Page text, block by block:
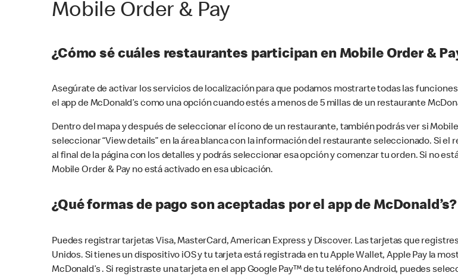
Mobile Order & Pay
¿Cómo sé cuáles restaurantes participan en Mobile Order &
Asegúrate de activar los servicios de localización para que podamos mostrarte todas las
el app de McDonald’s como una opción cuando estés a menos de 5 millas de un restaurante
Dentro del mapa y después de seleccionar el ícono de un restaurante, también podrás ver si
seleccionar “View details” en la área blanca con la información del restaurante seleccionado. Si
al final de la página con los detalles y podrás seleccionar esa opción y comenzar tu orden. Si no
Mobile Order & Pay no está activado en esa ubicación.
¿Qué formas de pago son aceptadas por el app de McDonald’s?
Puedes registrar tarjetas Visa, MasterCard, American Express y Discover. Las tarjetas que
Unidos. Si tienes un dispositivo iOS y tu tarjeta está registrada en tu Apple Wallet, Apple Pay la
McDonald’s . Si registraste una tarjeta en el app Google Pay™ de tu teléfono Android, puedes